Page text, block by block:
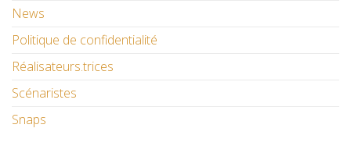
News
Politique de confidentialité
Réalisateurs.trices
Scénaristes
Snaps